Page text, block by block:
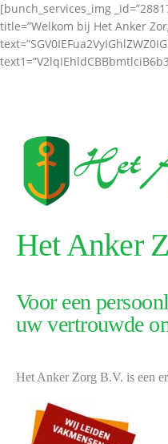
[bunch_services_img
title=”Welkom bij Het Anker
Het Anker
Voor een
uw vertrouwde
Het Anker Zorg B.V. is een